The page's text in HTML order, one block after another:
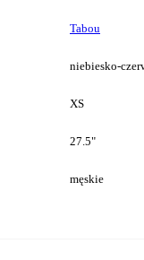
Tabou
niebiesko-
XS
27.5"
męskie